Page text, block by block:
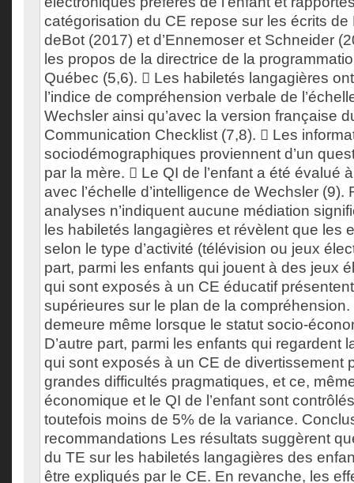
catégorisation du CE repose sur les écrits de
deBot (2017) et d’Ennemoser et Schneider
les propos de la directrice de la
Québec (5,6).  Les habiletés langagières
l’indice de compréhension verbale de
Wechsler ainsi qu’avec la version française
Communication Checklist (7,8).  Les
sociodémographiques proviennent d’un
par la mère.  Le QI de l’enfant a été évalué
avec l’échelle d’intelligence de Wechsler (9).
analyses n’indiquent aucune médiation
les habiletés langagières et révèlent que les
selon le type d’activité (télévision ou jeux
part, parmi les enfants qui jouent à des jeux
qui sont exposés à un CE éducatif
supérieures sur le plan de la
demeure même lorsque le statut socio-
D’autre part, parmi les enfants qui regardent
qui sont exposés à un CE de divertissement
grandes difficultés pragmatiques, et ce,
économique et le QI de l’enfant sont
toutefois moins de 5% de la variance.
recommandations Les résultats suggèrent
du TE sur les habiletés langagières des
être expliqués par le CE. En revanche, les